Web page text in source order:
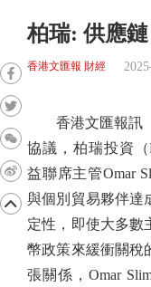
柏瑞: 供應
香港文匯報 財經
香港文匯報訊（
協議，柏瑞投資（
益聯席主管Omar
與個別貿易夥伴達
定性，即使大多數
幣政策來緩衝關稅
張關係，Omar